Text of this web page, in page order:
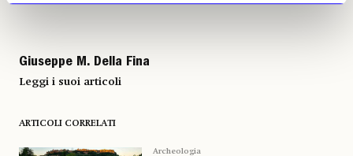
Giuseppe M. Della Fina
Leggi i suoi articoli
ARTICOLI CORRELATI
Archeologia